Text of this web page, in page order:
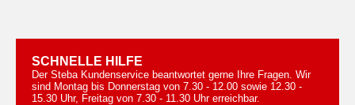
SCHNELLE HILFE
Der Steba Kundenservice beantwortet gerne Ihre Fragen. Wir
sind Montag bis Donnerstag von 7.30 - 12.00 sowie 12.30 -
15.30 Uhr, Freitag von 7.30 - 11.30 Uhr erreichbar.